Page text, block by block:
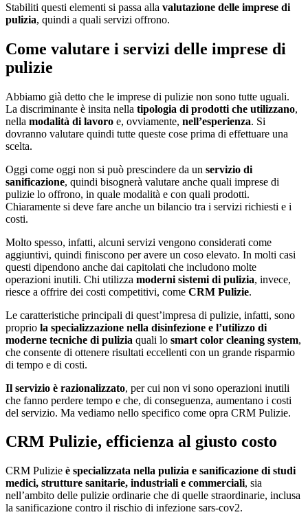
Stabiliti questi elementi si passa alla valutazione delle imprese di
pulizia, quindi a quali servizi offrono.
Come valutare i servizi delle imprese di
pulizie
Abbiamo già detto che le imprese di pulizie non sono tutte uguali.
La discriminante è insita nella tipologia di prodotti che utilizzano,
nella modalità di lavoro e, ovviamente, nell’esperienza. Si
dovranno valutare quindi tutte queste cose prima di effettuare una
scelta.
Oggi come oggi non si può prescindere da un servizio di
sanificazione, quindi bisognerà valutare anche quali imprese di
pulizie lo offrono, in quale modalità e con quali prodotti.
Chiaramente si deve fare anche un bilancio tra i servizi richiesti e i
costi.
Molto spesso, infatti, alcuni servizi vengono considerati come
aggiuntivi, quindi finiscono per avere un coso elevato. In molti casi
questi dipendono anche dai capitolati che includono molte
operazioni inutili. Chi utilizza moderni sistemi di pulizia, invece,
riesce a offrire dei costi competitivi, come CRM Pulizie.
Le caratteristiche principali di quest’impresa di pulizie, infatti, sono
proprio la specializzazione nella disinfezione e l’utilizzo di
moderne tecniche di pulizia quali lo smart color cleaning system,
che consente di ottenere risultati eccellenti con un grande risparmio
di tempo e di costi.
Il servizio è razionalizzato, per cui non vi sono operazioni inutili
che fanno perdere tempo e che, di conseguenza, aumentano i costi
del servizio. Ma vediamo nello specifico come opra CRM Pulizie.
CRM Pulizie, efficienza al giusto costo
CRM Pulizie è specializzata nella pulizia e sanificazione di studi
medici, strutture sanitarie, industriali e commerciali, sia
nell’ambito delle pulizie ordinarie che di quelle straordinarie, inclusa
la sanificazione contro il rischio di infezione sars-cov2.